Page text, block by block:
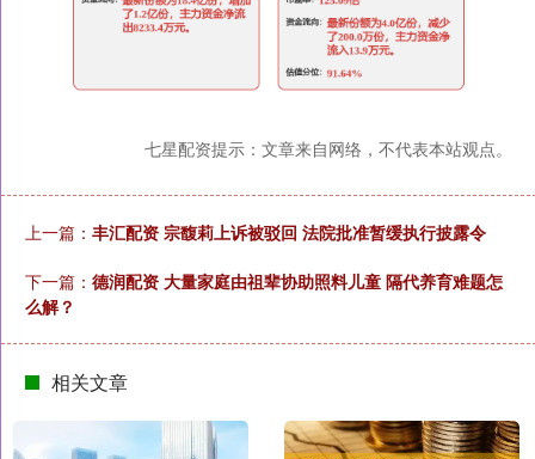
七星配资提示：文章来自网络，不代表本站观点。
上一篇： 丰汇配资 宗馥莉上诉被驳回 法院批准暂缓执行披露令
下一篇： 德润配资 大量家庭由祖辈协助照料儿童 隔代养育难题怎
么解？
相关文章